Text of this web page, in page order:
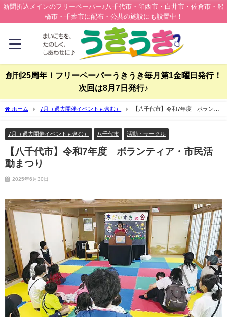
新聞折込メインのフリーペーパー♪八千代市・印西市・白井市・佐倉市・船
橋市・千葉市に配布・公共の施設にも設置中！
創刊25周年！フリーペーパーうきうき毎月第1金曜日発行！
次回は8月7日発行♪
ホーム 7月（過去開催イベントも含む）
【八千代市】令和7年度 ボランテ
7月（過去開催イベントも含む） 八千代市 活動・サークル
【八千代市】令和7年度 ボランティア・市民活
動まつり
2025年6月30日